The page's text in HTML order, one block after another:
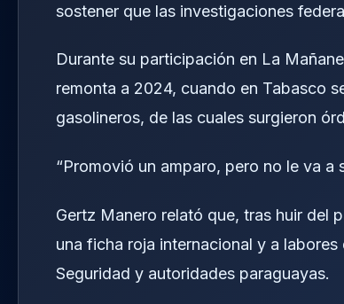
sostener que las investigaciones
Durante su participación en La
remonta a 2024, cuando en Tabasco
gasolineros, de las cuales surgieron
“Promovió un amparo, pero no le va a
Gertz Manero relató que, tras huir del
una ficha roja internacional y a
Seguridad y autoridades paraguayas.